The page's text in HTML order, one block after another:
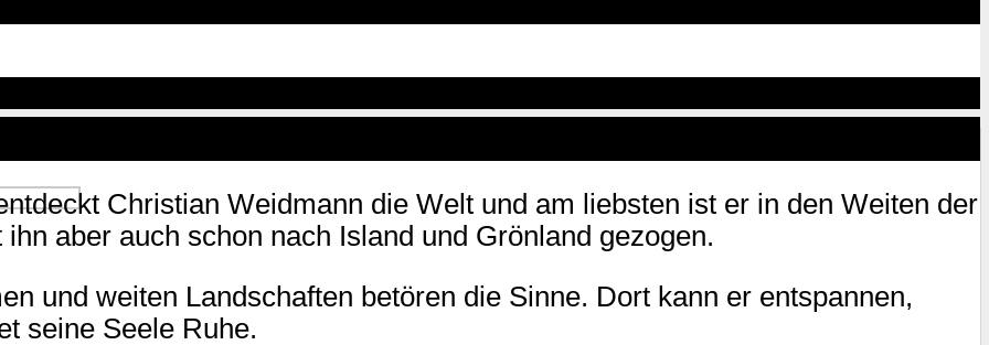
Christian Weidmann die Welt und am liebsten ist er in den Weiten der
aber auch schon nach Island und Grönland gezogen.
und weiten Landschaften betören die Sinne. Dort kann er entspannen,
seine Seele Ruhe.